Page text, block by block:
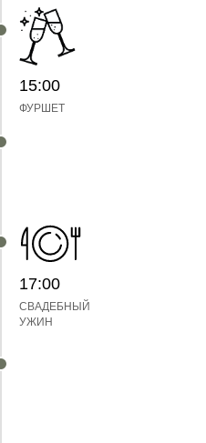
15:00
ФУРШЕТ
17:00
СВАДЕБНЫЙ
УЖИН